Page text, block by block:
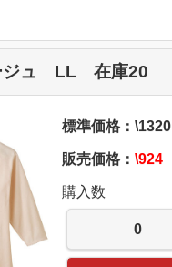
ジュ LL 在庫20
標準価格：\1320
販売価格： \924
購入数
0